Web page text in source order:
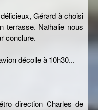
Gérard à choisi
terrasse. Nathalie nous
conclure.
décolle à 10h30...
direction Charles de